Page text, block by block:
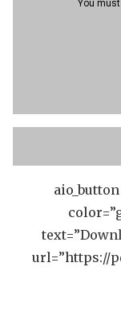
url=”https://